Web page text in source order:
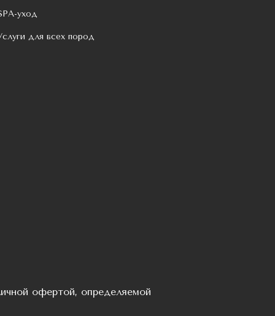
уход
для всех пород
офертой, определяемой